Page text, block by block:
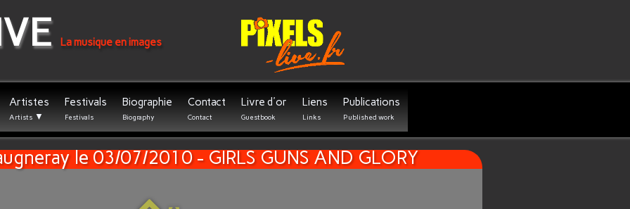
La musique en images
Artistes
Artists ▼
Festivals
Festivals
Biographie
Biography
Contact
Contact
Livre d'or
Guestbook
Liens
Links
Publications
Published work
le 03/07/2010 - GIRLS GUNS AND GLORY